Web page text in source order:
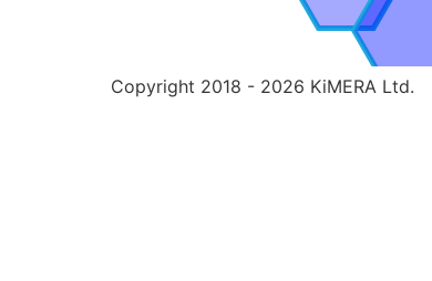
Copyright 2018 - 2026 KiMERA Ltd.